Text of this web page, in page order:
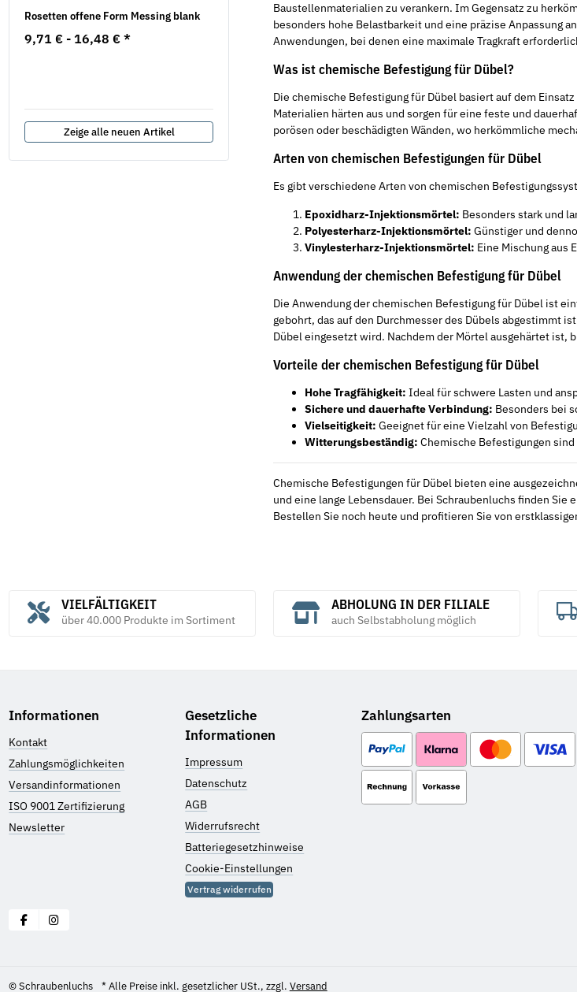
Baustellenmaterialien zu verankern. Im Gegensatz zu
besonders hohe Belastbarkeit und eine präzise Anpassung
Anwendungen, bei denen eine maximale Tragkraft
Was ist chemische Befestigung für Dübel?
Die chemische Befestigung für Dübel basiert auf dem
Materialien härten aus und sorgen für eine feste und
porösen oder beschädigten Wänden, wo herkömmliche
Arten von chemischen Befestigungen für Dübel
Es gibt verschiedene Arten von chemischen
Epoxidharz-Injektionsmörtel: Besonders stark und
Polyesterharz-Injektionsmörtel: Günstiger und
Vinylesterharz-Injektionsmörtel: Eine Mischung aus
Anwendung der chemischen Befestigung für Dübel
Die Anwendung der chemischen Befestigung für Dübel ist
gebohrt, das auf den Durchmesser des Dübels abgestimmt
Dübel eingesetzt wird. Nachdem der Mörtel ausgehärtet ist,
Vorteile der chemischen Befestigung für Dübel
Hohe Tragfähigkeit: Ideal für schwere Lasten und
Sichere und dauerhafte Verbindung: Besonders bei
Vielseitigkeit: Geeignet für eine Vielzahl von
Witterungsbeständig: Chemische Befestigungen
Chemische Befestigungen für Dübel bieten eine
und eine lange Lebensdauer. Bei Schraubenluchs finden
Bestellen Sie noch heute und profitieren Sie von
Rosetten offene Form Messing blank
9,71 € - 16,48 € *
200 Stück Fensterbankschrauben
natur Blechgewinde Kreuzschlitz A2
*
Hochleistungs-Schneidfett
Akawax
Zeige alle neuen Artikel
VIELFÄLTIGKEIT
über 40.000 Produkte im Sortiment
ABHOLUNG IN DER FILIALE
auch Selbstabholung möglich
Informationen
Kontakt
Zahlungsmöglichkeiten
Versandinformationen
ISO 9001 Zertifizierung
Newsletter
Gesetzliche
Informationen
Impressum
Datenschutz
AGB
Widerrufsrecht
Batteriegesetzhinweise
Cookie-Einstellungen
Vertrag widerrufen
Zahlungsarten
© Schraubenluchs * Alle Preise inkl. gesetzlicher USt., zzgl. Versand